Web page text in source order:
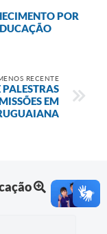
POR
RECENTE
EM